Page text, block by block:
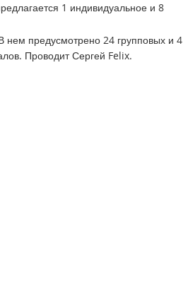
1 индивидуальное и 8
предусмотрено 24 групповых и 4
Проводит Сергей Felix.